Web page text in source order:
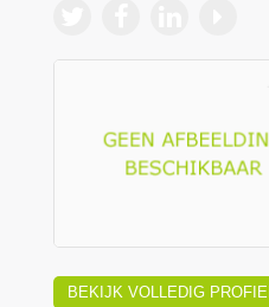
BEKIJK VOLLEDIG PROFIEL